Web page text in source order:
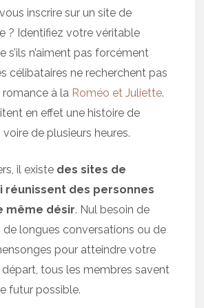
inscrire sur un site de
? Identifiez votre véritable
s’ils n’aiment pas forcément
célibataires ne recherchent pas
à la Roméo et Juliette.
en effet une histoire de
de plusieurs heures.
il existe des sites de
réunissent des personnes
même désir. Nul besoin de
de longues conversations ou de
pour atteindre votre
tous les membres savent
futur possible.